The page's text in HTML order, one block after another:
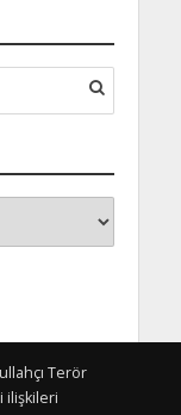
Terör
ilişkileri